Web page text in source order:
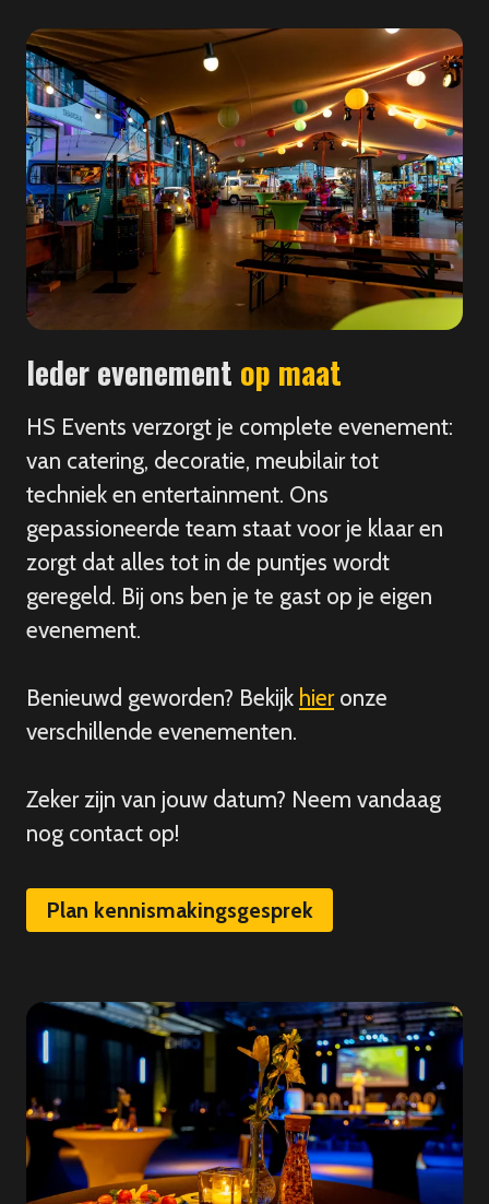
Ieder evenement op maat
HS Events verzorgt je complete evenement:
van catering, decoratie, meubilair tot
techniek en entertainment. Ons
gepassioneerde team staat voor je klaar en
zorgt dat alles tot in de puntjes wordt
geregeld. Bij ons ben je te gast op je eigen
evenement.
Benieuwd geworden? Bekijk hieronze
verschillende evenementen.
Zeker zijn van jouw datum? Neem vandaag
nog contact op!
Plan kennismakingsgesprek